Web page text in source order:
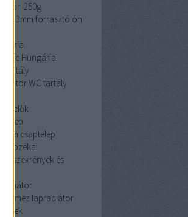
ón 250g
cin 3mm forrasztó ón
Hungária
tartály
WC tartály
csaptelep
tartozékai
szekrények és
lapradiátor